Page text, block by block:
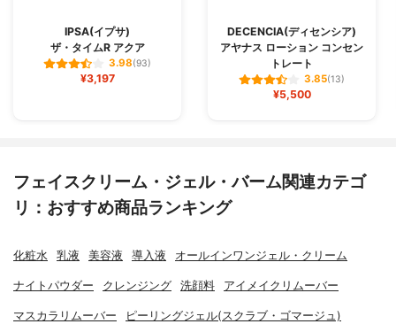
IPSA(イプサ)
ザ・タイムR アクア
3.98(93)
¥3,197
DECENCIA(ディセンシア)
アヤナス ローション コンセン
トレート
3.85(13)
¥5,500
フェイスクリーム・ジェル・バーム関連カテゴ
リ：おすすめ商品ランキング
化粧水 乳液 美容液 導入液 オールインワンジェル・クリーム
ナイトパウダー クレンジング 洗顔料 アイメイクリムーバー
マスカラリムーバー ピーリングジェル(スクラブ・ゴマージュ)